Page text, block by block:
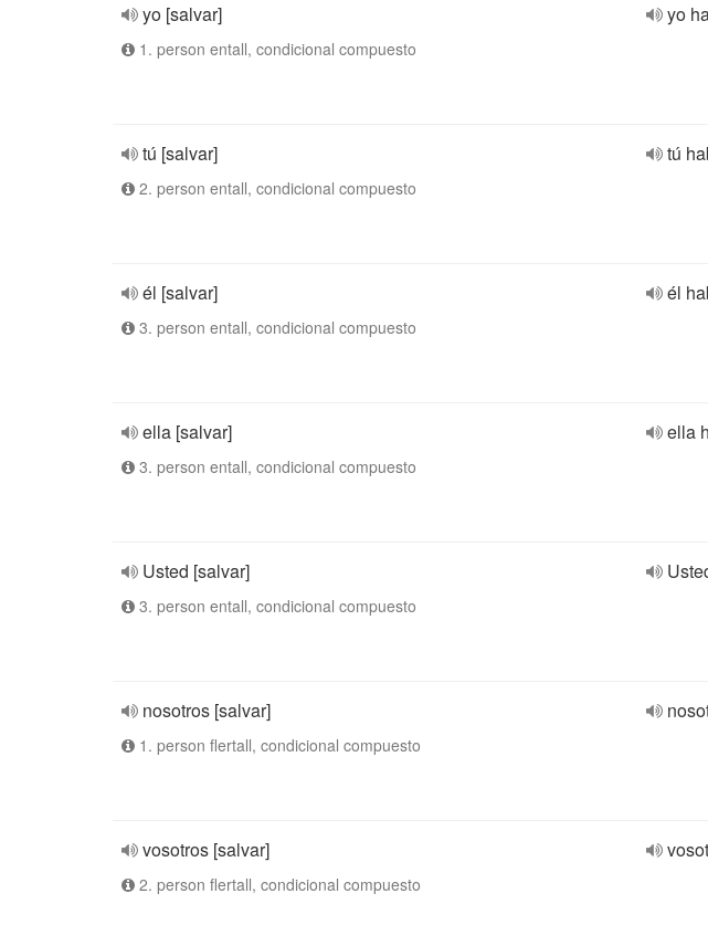
yo [salvar]
1. person entall, condicional compuesto
yo
tú [salvar]
2. person entall, condicional compuesto
tú
él [salvar]
3. person entall, condicional compuesto
él
ella [salvar]
3. person entall, condicional compuesto
ella
Usted [salvar]
3. person entall, condicional compuesto
nosotros [salvar]
1. person flertall, condicional compuesto
vosotros [salvar]
2. person flertall, condicional compuesto